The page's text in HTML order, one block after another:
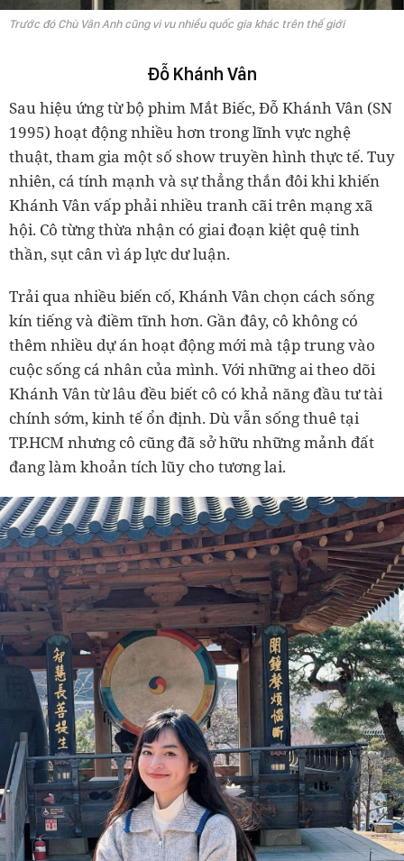
Trước đó Chù Vân Anh cũng vi vu nhiều quốc gia khác trên thế giới
Đỗ Khánh Vân
Sau hiệu ứng từ bộ phim Mắt Biếc, Đỗ Khánh Vân (SN
1995) hoạt động nhiều hơn trong lĩnh vực nghệ
thuật, tham gia một số show truyền hình thực tế. Tuy
nhiên, cá tính mạnh và sự thẳng thắn đôi khi khiến
Khánh Vân vấp phải nhiều tranh cãi trên mạng xã
hội. Cô từng thừa nhận có giai đoạn kiệt quệ tinh
thần, sụt cân vì áp lực dư luận.
Trải qua nhiều biến cố, Khánh Vân chọn cách sống
kín tiếng và điềm tĩnh hơn. Gần đây, cô không có
thêm nhiều dự án hoạt động mới mà tập trung vào
cuộc sống cá nhân của mình. Với những ai theo dõi
Khánh Vân từ lâu đều biết cô có khả năng đầu tư tài
chính sớm, kinh tế ổn định. Dù vẫn sống thuê tại
TP.HCM nhưng cô cũng đã sở hữu những mảnh đất
đang làm khoản tích lũy cho tương lai.